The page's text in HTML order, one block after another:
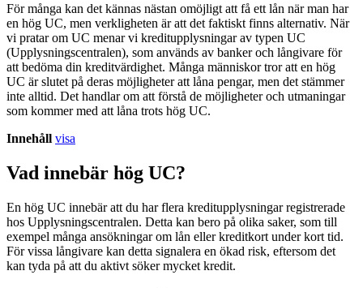
För många kan det kännas nästan omöjligt att få ett lån när man har
en hög UC, men verkligheten är att det faktiskt finns alternativ. När
vi pratar om UC menar vi kreditupplysningar av typen UC
(Upplysningscentralen), som används av banker och långivare för
att bedöma din kreditvärdighet. Många människor tror att en hög
UC är slutet på deras möjligheter att låna pengar, men det stämmer
inte alltid. Det handlar om att förstå de möjligheter och utmaningar
som kommer med att låna trots hög UC.
Innehåll visa
Vad innebär hög UC?
En hög UC innebär att du har flera kreditupplysningar registrerade
hos Upplysningscentralen. Detta kan bero på olika saker, som till
exempel många ansökningar om lån eller kreditkort under kort tid.
För vissa långivare kan detta signalera en ökad risk, eftersom det
kan tyda på att du aktivt söker mycket kredit.